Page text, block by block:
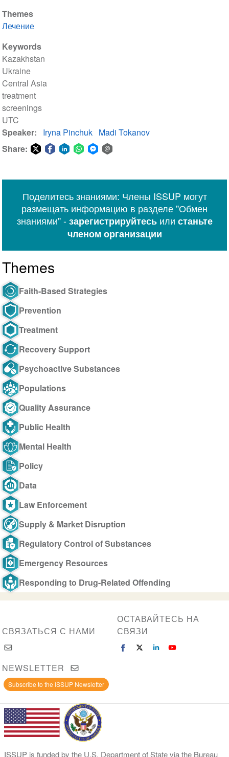
Themes
Лечение
Keywords
Kazakhstan
Ukraine
Central Asia
treatment
screenings
UTC
Speaker
Iryna Pinchuk Madi Tokanov
Share:
Messenger
Поделитесь знаниями: Члены ISSUP могут
размещать информацию в разделе "Обмен
знаниями" -зарегистрируйтесьили станьте
членом организации
Themes
Faith-Based Strategies
Prevention
Treatment
Recovery Support
Psychoactive Substances
Populations
Quality Assurance
Public Health
Mental Health
Policy
Data
Law Enforcement
Supply & Market Disruption
Regulatory Control of Substances
Emergency Resources
Responding to Drug-Related Offending
СВЯЗАТЬСЯ С НАМИ
ОСТАВАЙТЕСЬ НА
СВЯЗИ
NEWSLETTER
Subscribe to the ISSUP Newsletter
ISSUP is funded by the U.S. Department of State via the Bureau